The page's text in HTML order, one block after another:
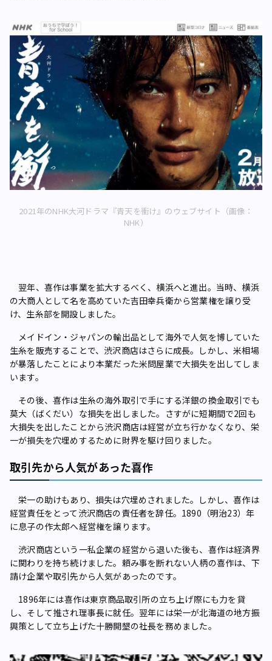
2021年のNHK大河ドラマ『青天を衝け』のウェブサイト（画像：
NHK）
翌年、喜作は事業を拡大するべく、横浜へと進出。当時、横浜
の大商人として名を高めていた吉田幸兵衛から営業権を譲り受
け、生糸部を開設しました。
メイドイン・ジャパンの輸出品として海外で人気を博していた
生糸を販売することで、渋沢商店はさらに成長。しかし、米相場
が暴落したことにより本業だった米問屋業で大損失を出してしま
います。
その後、喜作は生糸の海外取引で手にする洋銀の換金取引でも
莫大（ばくだい）な損失を出しました。さすがに短期間で2回も
大損失を出したことから渋沢商店は経営が立ち行かなくなり、栄
一が損失を穴埋めするために財界を駆け回りました。
取引先から人気があった喜作
栄一の助けもあり、損失は穴埋めされました。しかし、喜作は
経営責任をとって渋沢商店の責任者を辞任。1890（明治23）年
に息子の作太郎へ経営権を譲ります。
渋沢商店という一私企業の経営から退いた後も、喜作は経済界
に関わりを持ち続けました。頼み事を断れない人柄の喜作は、下
請け企業や取引先から人気があったのです。
1896年には喜作は東京商品取引所の立ち上げ際にも力を貸
し、そして推され理事長に就任。翌年には栄一が北海道の地方振
興策として立ち上げた十勝開墾の社長を務めました。